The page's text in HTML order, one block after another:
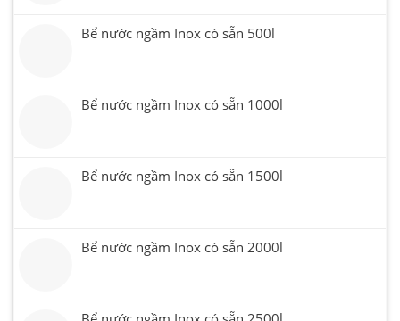
Bể nước ngầm Inox có sẵn 500l
Bể nước ngầm Inox có sẵn 1000l
Bể nước ngầm Inox có sẵn 1500l
Bể nước ngầm Inox có sẵn 2000l